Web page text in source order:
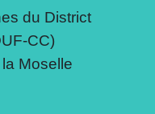
du District
CC)
Moselle